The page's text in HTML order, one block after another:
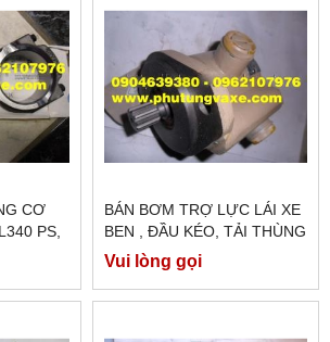
CƠ
PS,
BÁN BƠM TRỢ LỰC LÁI XE
BEN , ĐẦU KÉO, TẢI THÙNG
, XE TRỘN DONGFENG HỒ
BẮC CÔNG XUẤT 375 PS,
Vui lòng gọi